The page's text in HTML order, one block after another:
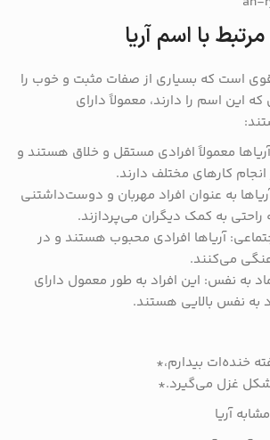
با اسم آریا
است که بسیاری از صفات مثبت و خوب را
این اسم را دارند، معمولاً دارای
معمولاً افرادی مستقل و خلاق هستند و
کارهای مختلف دارند.
به عنوان افراد مهربان و دوست‌داشتنی
به کمک دیگران می‌پردازند.
آریاها افرادی محبوب هستند و در
می‌کنند.
به نفس: این افراد به طور معمول دارای
به نفس بالایی هستند.
خنده‌ات بیدارم،*
شکل غزل می‌گیرد.*
آریا